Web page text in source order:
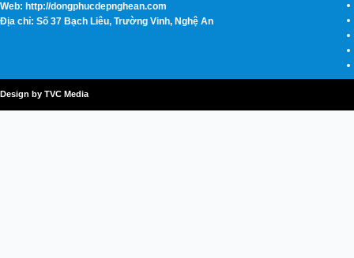
Web: http://dongphucdepnghean.com
Địa chỉ: Số 37 Bạch Liêu, Trường Vinh, Nghệ An
Design by TVC Media